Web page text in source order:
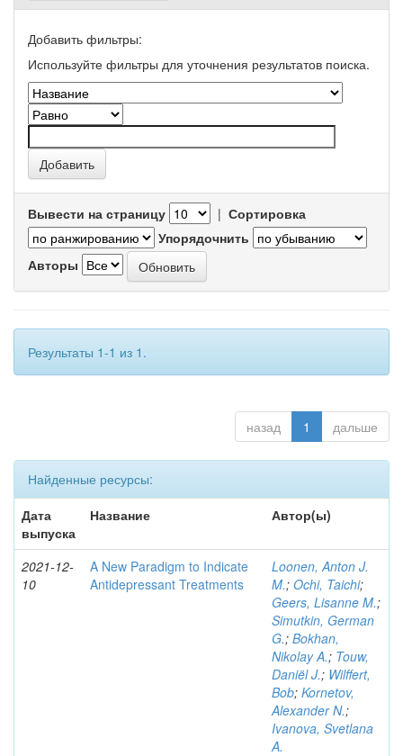
Добавить фильтры:
Используйте фильтры для уточнения результатов поиска.
Вывести на страницу | Сортировка
Упорядочнить
Авторы
Результаты 1-1 из 1.
назад 1 дальше
Найденные ресурсы:
Дата
выпуска
Название Автор(ы)
2021-12-
10
A New Paradigm to Indicate
Antidepressant Treatments
Loonen, Anton J.
M.; Ochi, Taichi;
Geers, Lisanne M.;
Simutkin, German
G.; Bokhan,
Nikolay A.; Touw,
Daniël J.; Wilffert,
Bob; Kornetov,
Alexander N.;
Ivanova, Svetlana
A.